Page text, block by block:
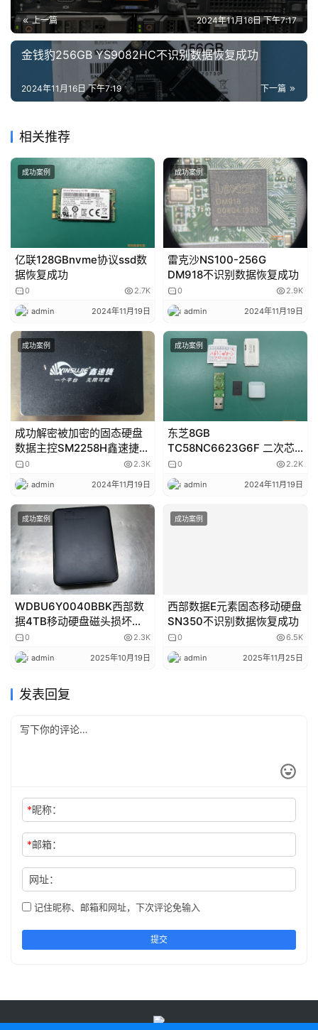
上一篇 2024年11月16日 下午7:17
金钱豹256GB YS9082HC不识别数据恢复成功
下一篇
2024年11月16日 下午7:19
相关推荐
成功案例
亿联128GBnvme协议ssd数
据恢复成功
0 2.7K
admin 2024年11月19日
成功案例
雷克沙NS100-256G
DM918不识别数据恢复成功
0 2.9K
admin 2024年11月19日
成功案例
成功解密被加密的固态硬盘
数据主控SM2258H鑫速捷
X100 SSD固态硬盘数据恢
复成功
0 2.3K
admin 2024年11月19日
成功案例
东芝8GB
TC58NC6623G6F 二次芯
片级数据恢复成功
0 2.2K
admin 2024年11月19日
成功案例
WDBU6Y0040BBK西部数
据4TB移动硬盘磁头损坏开
盘数据恢复成功
0 2.3K
admin 2025年10月19日
成功案例
西部数据E元素固态移动硬盘
SN350不识别数据恢复成功
0 6.5K
admin 2025年11月25日
发表回复
*昵称：
*邮箱：
网址：
记住昵称、邮箱和网址，下次评论免输入
提交